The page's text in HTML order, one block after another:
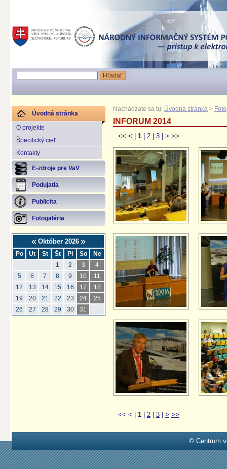
Úvodná stránka
O projekte
Špecifický cieľ
Kontakty
E-zdroje pre VaV
Podujatia
Publicita
Fotogaléria
Október 2026
Po Ut St Št Pi So
Ne
1
2 3
4
5
6 7 8 9 10
11
12
13 14 15 16 17
18
19
20 21 22 23 24
25
26
27 28 29 30 31
Nachádzate sa tu: Úvodná stránka >
INFORUM 2014
<< < 1 2 3 > >>
<< < 1 2 3 > >>
© Centrum